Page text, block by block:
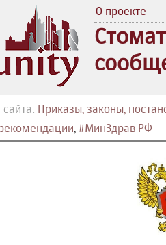
О проекте
Приказы, законы,
, #МинЗдрав РФ